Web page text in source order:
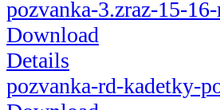
pozvanka-3.zraz-15-
Download
Details
pozvanka-rd-kadetky-